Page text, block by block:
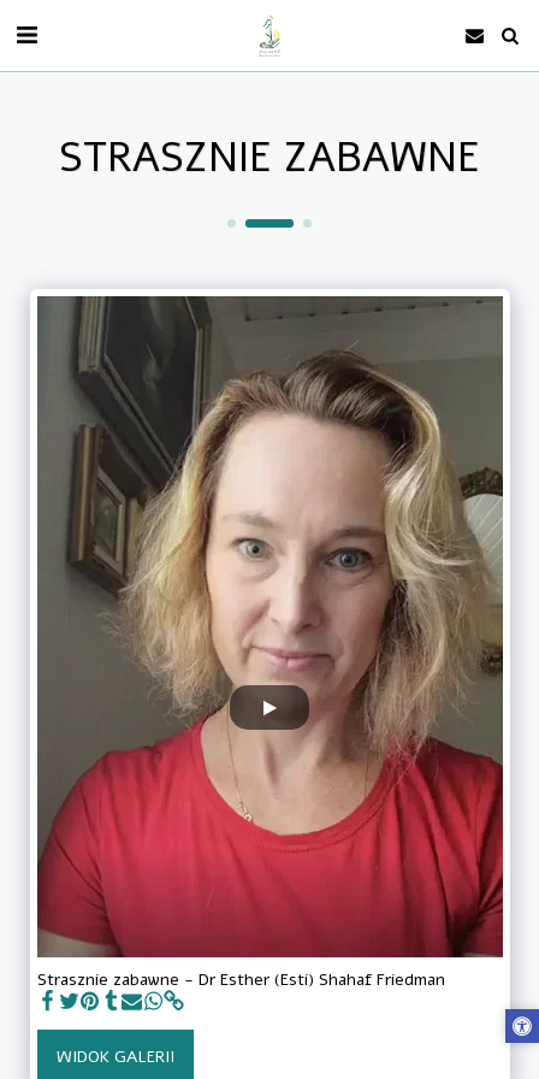
STRASZNIE ZABAWNE
Strasznie zabawne - Dr Esther (Esti) Shahaf Friedman
WIDOK GALERII